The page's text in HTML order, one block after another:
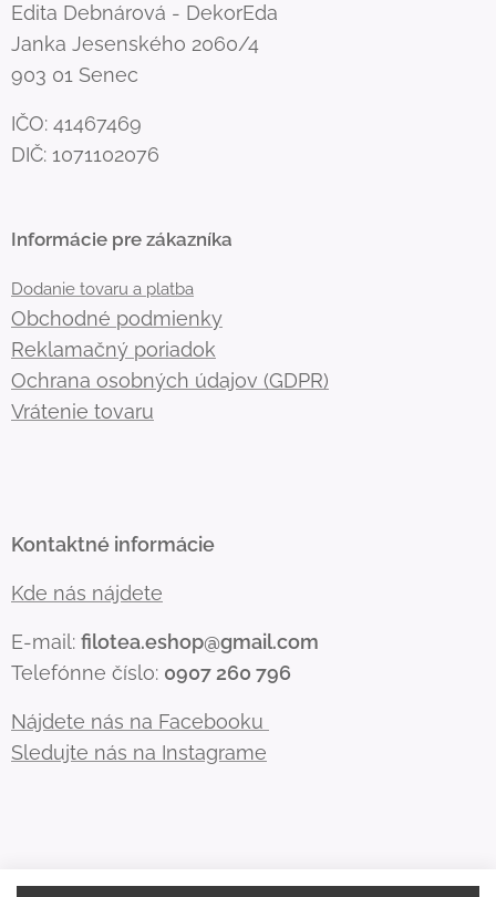
Edita Debnárová - DekorEda
Janka Jesenského 2060/4
903 01 Senec
IČO: 41467469
DIČ: 1071102076
Informácie pre zákazníka
Dodanie tovaru a platba
Obchodné podmienky
Reklamačný poriadok
Ochrana osobných údajov (GDPR)
Vrátenie tovaru
Kontaktné informácie
Kde nás nájdete
E-mail: filotea.eshop@gmail.com
Telefónne číslo: 0907 260 796
Nájdete nás na Facebooku
Sledujte nás na Instagrame